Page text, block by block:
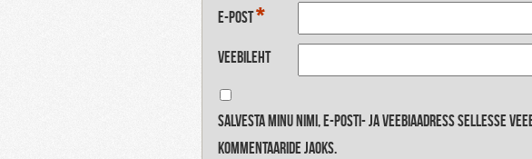
E-post*
Veebileht
Salvesta minu nimi, e-posti- ja veebiaadress sellesse
kommentaaride jaoks.